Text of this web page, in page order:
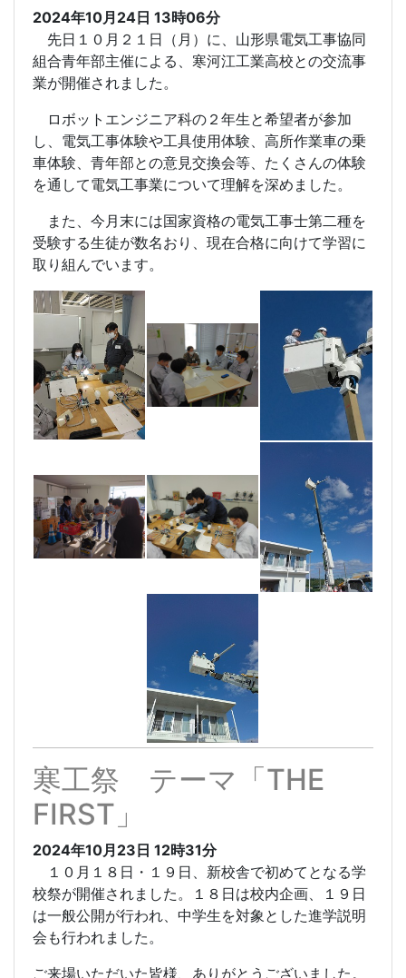
2024年10月24日 13時06分
先日１０月２１日（月）に、山形県電気工事協同
組合青年部主催による、寒河江工業高校との交流事
業が開催されました。
ロボットエンジニア科の２年生と希望者が参加
し、電気工事体験や工具使用体験、高所作業車の乗
車体験、青年部との意見交換会等、たくさんの体験
を通して電気工事業について理解を深めました。
また、今月末には国家資格の電気工事士第二種を
受験する生徒が数名おり、現在合格に向けて学習に
取り組んでいます。
寒工祭 テーマ「THE
FIRST」
2024年10月23日 12時31分
１０月１８日・１９日、新校舎で初めてとなる学
校祭が開催されました。１８日は校内企画、１９日
は一般公開が行われ、中学生を対象とした進学説明
会も行われました。
ご来場いただいた皆様、ありがとうございました。